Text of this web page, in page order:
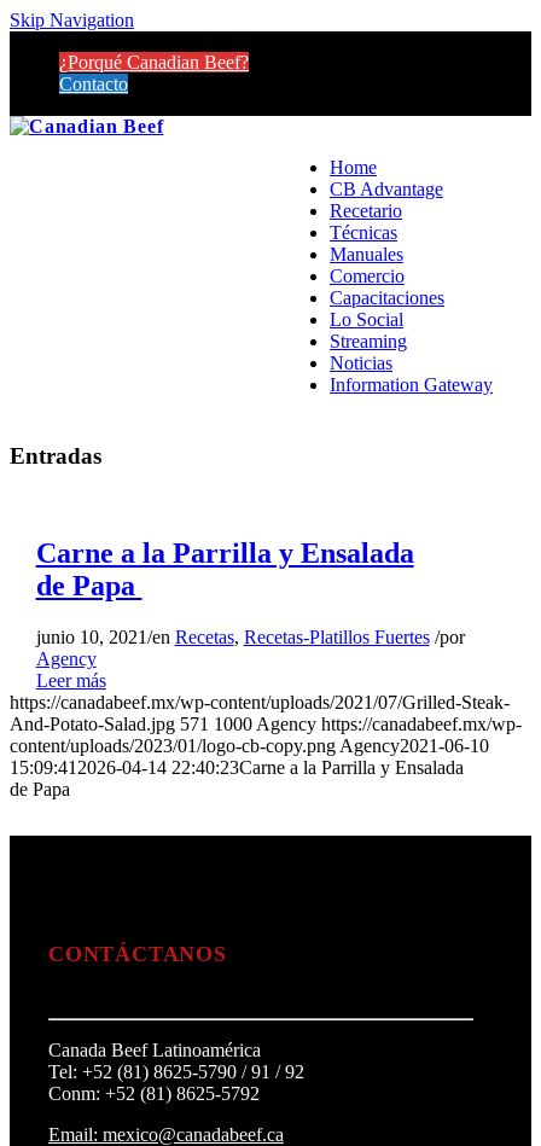
Skip Navigation
¿Porqué Canadian Beef?
Contacto
Home
CB Advantage
Recetario
Técnicas
Manuales
Comercio
Capacitaciones
Lo Social
Streaming
Noticias
Information Gateway
Entradas
Carne a la Parrilla y Ensalada
de Papa
junio 10, 2021/en Recetas, Recetas-Platillos Fuertes /por
Agency
Leer más
https://canadabeef.mx/wp-content/uploads/2021/07/Grilled-Steak-
And-Potato-Salad.jpg 571 1000 Agency https://canadabeef.mx/wp-
content/uploads/2023/01/logo-cb-copy.png Agency2021-06-10
15:09:41 2026-04-14 22:40:23Carne a la Parrilla y Ensalada
de Papa
CONTÁCTANOS
Canada Beef Latinoamérica
Tel: +52 (81) 8625-5790 / 91 / 92
Conm: +52 (81) 8625-5792
Email: mexico@canadabeef.ca